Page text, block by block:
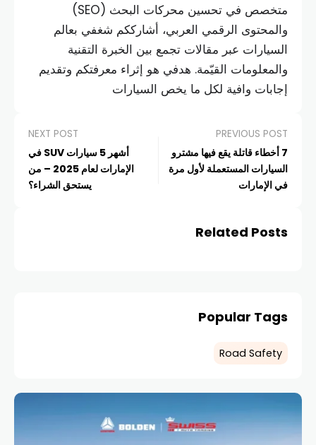
متخصص في تحسين محركات البحث (SEO)
والمحتوى الرقمي العربي، أشارككم شغفي بعالم
السيارات عبر مقالات تجمع بين الخبرة التقنية
والمعلومات القيّمة. هدفي هو إثراء معرفتكم وتقديم
إجابات وافية لكل ما يخص السيارات
PREVIOUS POST
7 أخطاء قاتلة يقع فيها مشترو
السيارات المستعملة لأول مرة
في الإمارات
NEXT POST
أشهر 5 سيارات SUV في
الإمارات لعام 2025 – من
يستحق الشراء؟
Related Posts
Popular Tags
Road Safety